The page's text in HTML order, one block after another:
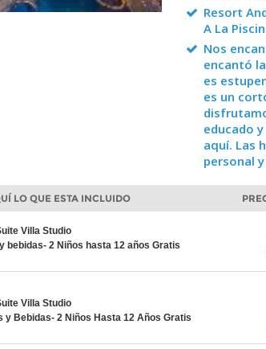
Resort
A La
Nos
encantó
es
es un
educado
aquí. Las
personal
LO QUE ESTA INCLUIDO
Villa Studio
bebidas- 2 Niños hasta 12 años Gratis
Villa Studio
y Bebidas- 2 Niños Hasta 12 Años Gratis